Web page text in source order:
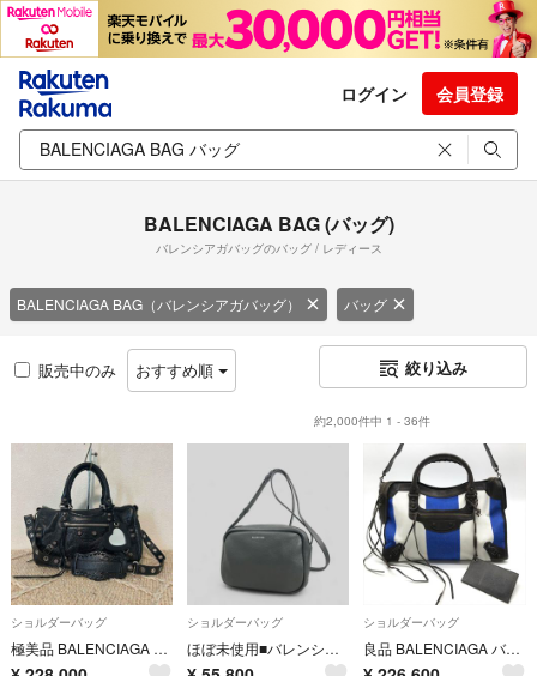
ログイン 会員登録
BALENCIAGA BAG (バッグ)
バレンシアガバッグのバッグ / レディース
BALENCIAGA BAG（バレンシアガバッグ） バッグ
販売中のみ おすすめ順 絞り込み
約2,000件中 1 - 36件
ショルダーバッグ
極美品 BALENCIAGA バレンシアガ Le Cagole Duffle
ショルダーバッグ
ほぼ未使用■バレンシアガ■ エブリデイ カメラバッグS ショルダーバッグ
ショルダーバッグ
良品 BALENCIAGA バレンシアガ ザ シティ キャンバス レザー ハンド ショルダー 2way バッグ レディース ヴィンテージ ブルー a14046